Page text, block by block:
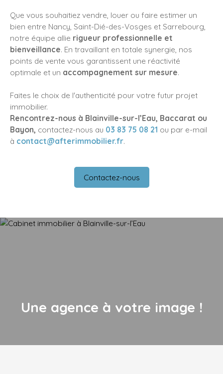
Que vous souhaitiez vendre, louer ou faire estimer un
bien entre Nancy, Saint-Dié-des-Vosges et Sarrebourg,
notre équipe allie rigueur professionnelle et
bienveillance. En travaillant en totale synergie, nos
points de vente vous garantissent une réactivité
optimale et un accompagnement sur mesure.
Faites le choix de l'authenticité pour votre futur projet
immobilier.
Rencontrez-nous à Blainville-sur-l’Eau, Baccarat ou
Bayon, contactez-nous au 03 83 75 08 21 ou par e-mail
à contact@afterimmobilier.fr.
Contactez-nous
Une agence à votre image !